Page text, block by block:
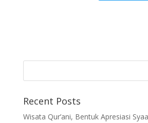
Recent Posts
Wisata Qur’ani, Bentuk Apresiasi